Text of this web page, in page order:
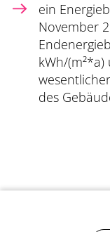
ein
November
kWh/
des